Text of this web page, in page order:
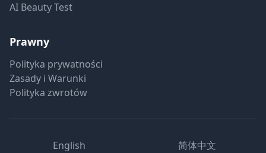
AI Beauty Test
Prawny
Polityka prywatności
Zasady i Warunki
Polityka zwrotów
English 简体中文